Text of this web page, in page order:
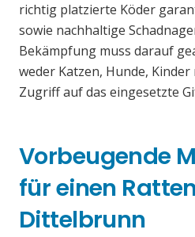
richtig platzierte Köder
sowie nachhaltige
Bekämpfung muss darauf
weder Katzen, Hunde, Kinder
Zugriff auf das eingesetzte
Vorbeugende
für einen
Dittelbrunn